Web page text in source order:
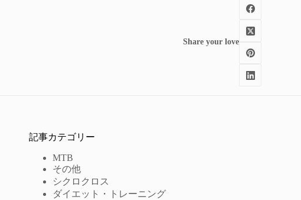
Share your love
記事カテゴリー
MTB
その他
シクロクロス
ダイエット・トレーニング